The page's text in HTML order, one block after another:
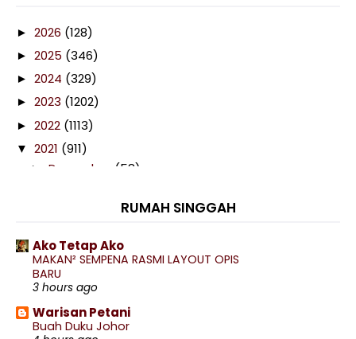
► 2026 (128)
► 2025 (346)
► 2024 (329)
► 2023 (1202)
► 2022 (1113)
▼ 2021 (911)
► December (58)
(97)
▼ September(88)
Malaysian Ghost Stories Episod 22 : Jenglot
Wonda Barista Long Drive , Edisi Wonda Coffee
Terb...
Bihun Goreng Ala Ala Bihun Goreng Udang Kering
12 ...
RUMAH SINGGAH
Ako Tetap Ako
MAKAN² SEMPENA RASMI LAYOUT OPIS
BARU
3 hours ago
Warisan Petani
Buah Duku Johor